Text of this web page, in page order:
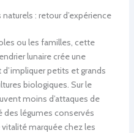
: retour d’expérience
ou les familles, cette
lunaire crée une
petits et grands
biologiques. Sur le
moins d’attaques de
des légumes conservés
marquée chez les